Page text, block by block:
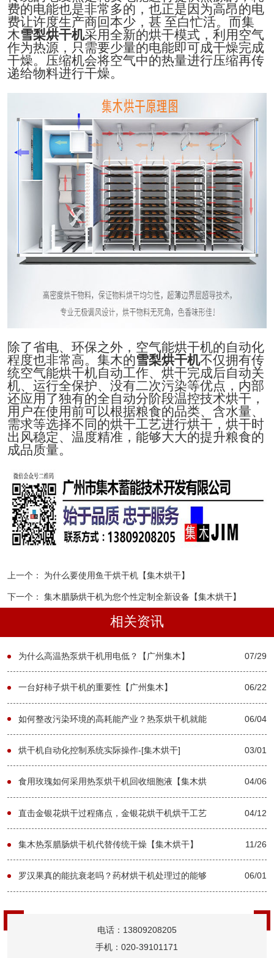
费的电能也是非常多的，也正是因为高昂的电
费让许度生产商回本少，甚 至白忙活。而集
木雪梨烘干机采用全新的烘干模式，利用空气
作为热源，只需要少量的电能即可成干燥完成
干燥。压缩机会将空气中的热量进行压缩再传
递给物料进行干燥。
除了省电、环保之外， 空气能烘干机的自动化
程度也非常高。 集木的雪梨烘干机不仅拥有传
统空气能烘干机自动工作、烘干完成后自动关
机、运行全保护、没有二次污染等优点，内部
还应用了独有的全自动分阶段温控技术烘干，
用户在使用前可以根据粮食的品类、含水量、
需求等选择不同的烘干工艺进行烘干，烘干时
出风稳定、温度精准，能够大大的提升粮食的
成品质量。
上一个： 为什么要使用鱼干烘干机【集木烘干】
下一个： 集木腊肠烘干机为您个性定制全新设备【集木烘干】
相关资讯
为什么高温热泵烘干机用电低？【广州集木】 07/29
一台好柿子烘干机的重要性【广州集木】 06/22
如何整改污染环境的高耗能产业？热泵烘干机就能
解决【广州集木】
06/04
烘干机自动化控制系统实际操作-[集木烘干] 03/01
食用玫瑰如何采用热泵烘干机回收细胞液【集木烘
干】
04/06
直击金银花烘干过程痛点，金银花烘干机烘干工艺
分享！【广州集木】
04/12
集木热泵腊肠烘干机代替传统干燥【集木烘干】 11/26
罗汉果真的能抗衰老吗？药材烘干机处理过的能够 06/01
电话：13809208205
手机：020-39101171